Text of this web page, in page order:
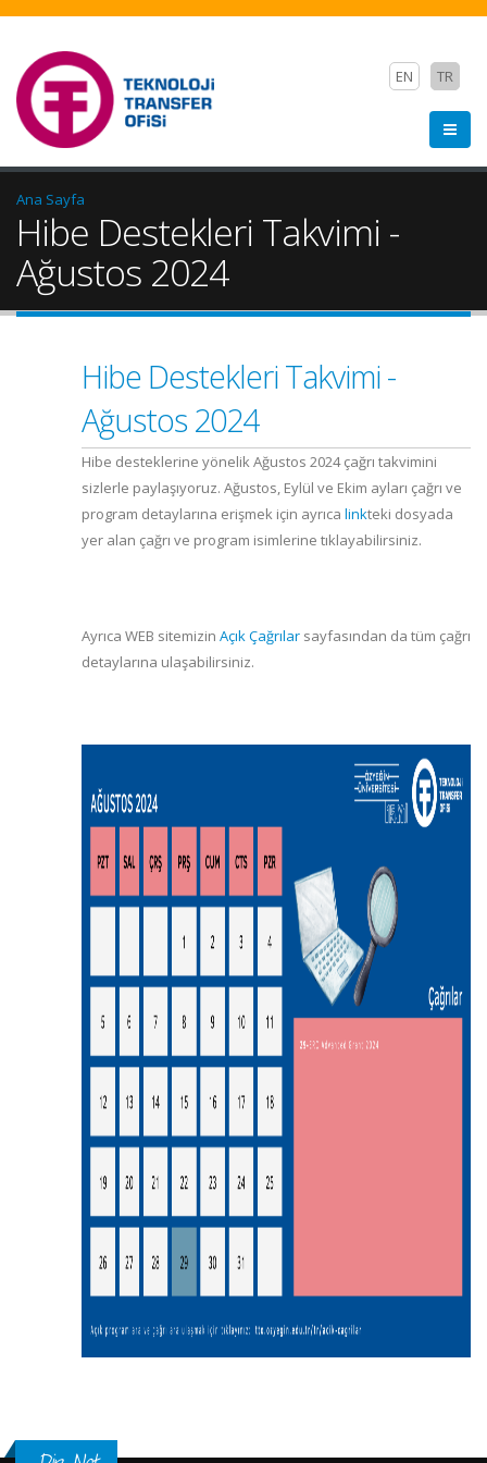
EN TR
Ana Sayfa
Hibe Destekleri Takvimi -
Ağustos 2024
Hibe Destekleri Takvimi -
Ağustos 2024
Hibe desteklerine yönelik Ağustos 2024 çağrı takvimini
sizlerle paylaşıyoruz. Ağustos, Eylül ve Ekim ayları çağrı ve
program detaylarına erişmek için ayrıca linkteki dosyada
yer alan çağrı ve program isimlerine tıklayabilirsiniz.
Ayrıca WEB sitemizin Açık Çağrılar sayfasından da tüm çağrı
detaylarına ulaşabilirsiniz.